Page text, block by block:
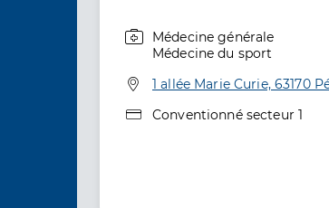
Spécialités
Médecine générale
Médecine du sport
Adresse
1 allée Marie Curie, 63170
Type de convention
Conventionné secteur 1